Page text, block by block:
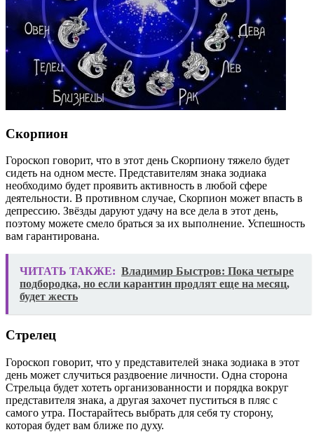
Скорпион
Гороскоп говорит, что в этот день Скорпиону тяжело будет
сидеть на одном месте. Представителям знака зодиака
необходимо будет проявить активность в любой сфере
деятельности. В противном случае, Скорпион может впасть в
депрессию. Звёзды даруют удачу на все дела в этот день,
поэтому можете смело браться за их выполнение. Успешность
вам гарантирована.
ЧИТАТЬ ТАКЖЕ: Владимир Быстров: Пока четыре
подбородка, но если карантин продлят еще на месяц,
будет жесть
Стрелец
Гороскоп говорит, что у представителей знака зодиака в этот
день может случиться раздвоение личности. Одна сторона
Стрельца будет хотеть организованности и порядка вокруг
представителя знака, а другая захочет пуститься в пляс с
самого утра. Постарайтесь выбрать для себя ту сторону,
которая будет вам ближе по духу.